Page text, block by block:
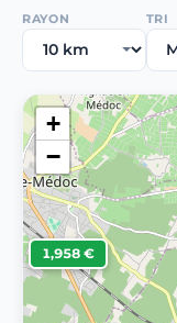
RAYON TRI
1,958 €
+
−